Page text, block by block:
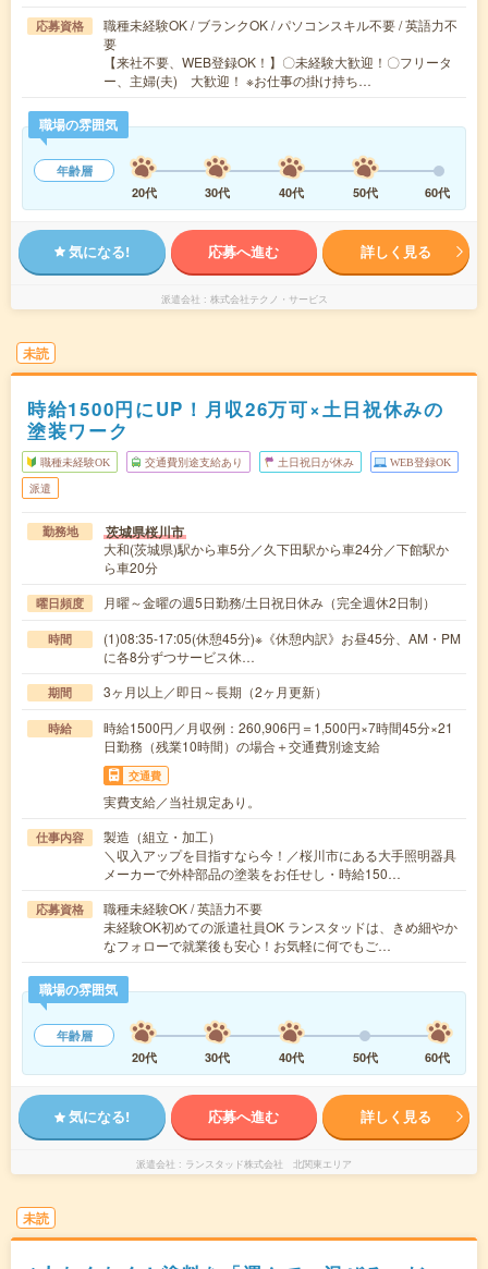
応募資格
職種未経験OK / ブランクOK / パソコンスキル不要 / 英語力不
要
【来社不要、WEB登録OK！】〇未経験大歓迎！〇フリータ
ー、主婦(夫) 大歓迎！ ※お仕事の掛け持ち…
職場の雰囲気
年齢層
20代
30代 40代 50代 60代
気になる! 応募へ進む 詳しく見る
派遣会社 株式会社テクノ・サービス
未読
時給1500円にUP！月収26万可×土日祝休みの
塗装ワーク
職種未経験OK 交通費別途支給あり 土日祝日が休み WEB登録OK
派遣
勤務地 茨城県桜川市
大和(茨城県)駅から車5分／久下田駅から車24分／下館駅か
ら車20分
曜日頻度 月曜～金曜の週5日勤務/土日祝日休み（完全週休2日制）
時間
(1)08:35-17:05(休憩45分)※《休憩内訳》お昼45分、AM・PM
に各8分ずつサービス休…
期間 3ヶ月以上／即日～長期（2ヶ月更新）
時給
時給1500円／月収例：260,906円＝1,500円×7時間45分×21
日勤務（残業10時間）の場合＋交通費別途支給
交通費
実費支給／当社規定あり。
仕事内容
製造（組立・加工）
＼収入アップを目指すなら今！／桜川市にある大手照明器具
メーカーで外枠部品の塗装をお任せし・時給150…
応募資格
職種未経験OK / 英語力不要
未経験OK初めての派遣社員OK ランスタッドは、きめ細やか
なフォローで就業後も安心！お気軽に何でもご…
職場の雰囲気
年齢層
20代
30代 40代 50代 60代
気になる! 応募へ進む 詳しく見る
派遣会社 ランスタッド株式会社 北関東エリア
未読